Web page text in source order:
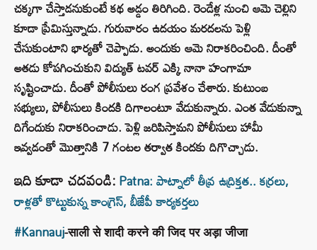
చక్కగా చేస్తాడనుకుంటే కథ అడ్డం తిరిగింది. రెండేళ్ల నుంచి ఆమె చెల్లిని
కూడా ప్రేమిస్తున్నాడు. గురువారం ఉదయం మరదలను పెళ్లి
చేసుకుంటాని భార్యతో చెప్పాడు. అందుకు ఆమె నిరాకరించింది. దీంతో
అతడు కోపగించుకుని విద్యుత్ టవర్ ఎక్కి నానా హంగామా
సృష్టించాడు. దీంతో పోలీసులు రంగ ప్రవేశం చేశారు. కుటుంబ
సభ్యులు, పోలీసులు కిందకి దిగాలంటూ వేడుకున్నారు. ఎంత వేడుకున్నా
దిగేందుకు నిరాకరించాడు. పెళ్లి జరిపిస్తామని పోలీసులు హామీ
ఇవ్వడంతో మొత్తానికి 7 గంటల తర్వాత కిందకు దిగొచ్చాడు.
ఇది కూడా చదవండి:Patna: పాట్నాలో తీవ్ర ఉద్రిక్తత.. కర్రలు,
రాళ్లతో కొట్టుకున్న కాంగ్రెస్, బీజేపీ కార్యకర్తలు
#Kannauj-साली से शादी करने की जिद पर अड़ा जीजा